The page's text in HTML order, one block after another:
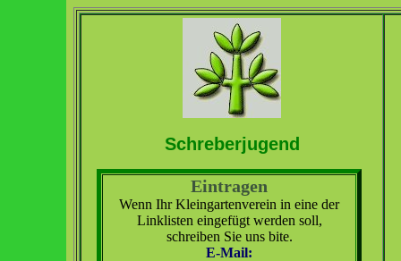
Schreberjugend
Eintragen
Wenn Ihr Kleingartenverein in eine der
Linklisten eingefügt werden soll,
schreiben Sie uns bite.
E-Mail: